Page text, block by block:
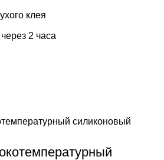
клея
2 часа